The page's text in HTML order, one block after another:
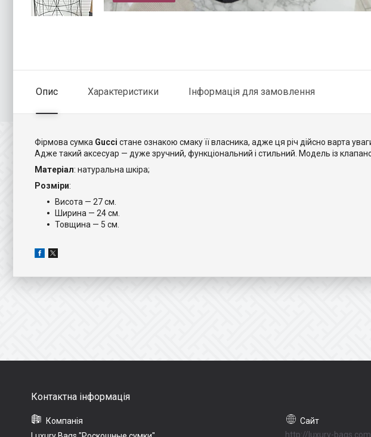
Опис Характеристики Інформація для замовлення
Фірмова сумка Gucci стане ознакою смаку її власника, адже ця річ дійсно варта
Адже такий аксесуар — дуже зручний, функціональний і стильний. Модель із
Матеріал: натуральна шкіра;
Розміри:
Висота — 27 см.
Ширина — 24 см.
Товщина — 5 см.
http://luxury-